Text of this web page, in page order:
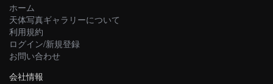
ホーム
天体写真ギャラリーについて
利用規約
ログイン/新規登録
お問い合わせ
会社情報